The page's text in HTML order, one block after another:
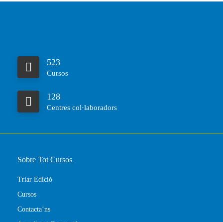
523
Cursos
128
Centres col·laboradors
Sobre Tot Cursos
Triar Edició
Cursos
Contacta’ns